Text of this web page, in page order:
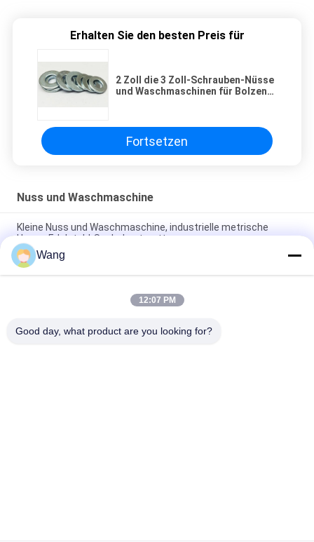
Erhalten Sie den besten Preis für
2 Zoll die 3 Zoll-Schrauben-Nüsse
und Waschmaschinen für Bolzen
Fortsetzen
Nuss und Waschmaschine
Kleine Nuss und Waschmaschine, industrielle metrische
Hexen-Edelstahl-Sechskantmutter
Edelstahl-Nuss-Bolzen-Waschmaschinen-metrische kleine
große Scheiben-Form
Sicherungsmutter und Waschmaschinen-Maschinerie, die
Wang
12:07 PM
Good day, what product are you looking for?